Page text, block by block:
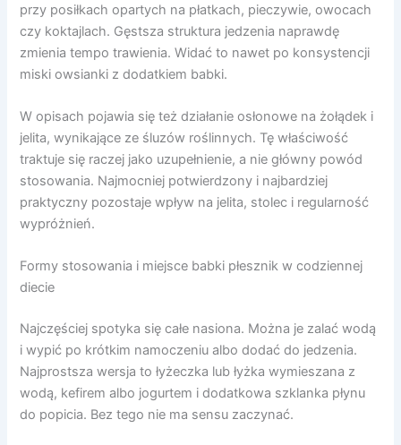
przy posiłkach opartych na płatkach, pieczywie, owocach
czy koktajlach. Gęstsza struktura jedzenia naprawdę
zmienia tempo trawienia. Widać to nawet po konsystencji
miski owsianki z dodatkiem babki.
W opisach pojawia się też działanie osłonowe na żołądek i
jelita, wynikające ze śluzów roślinnych. Tę właściwość
traktuje się raczej jako uzupełnienie, a nie główny powód
stosowania. Najmocniej potwierdzony i najbardziej
praktyczny pozostaje wpływ na jelita, stolec i regularność
wypróżnień.
Formy stosowania i miejsce babki płesznik w codziennej
diecie
Najczęściej spotyka się całe nasiona. Można je zalać wodą
i wypić po krótkim namoczeniu albo dodać do jedzenia.
Najprostsza wersja to łyżeczka lub łyżka wymieszana z
wodą, kefirem albo jogurtem i dodatkowa szklanka płynu
do popicia. Bez tego nie ma sensu zaczynać.